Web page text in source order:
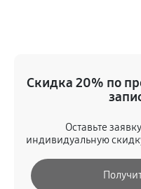
460 руб
580 руб
Скидка 20% по
Оставьте
индивидуальную